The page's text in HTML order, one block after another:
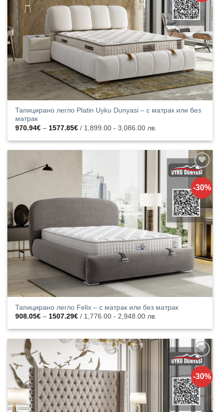
продукти
Тапицирано легло Platin Uyku Dunyasi – с матрак или без
матрак
970.94€ – 1577.85€Price
range:
970.94€
/ 1,899.00 - 3,086.00 лв.
-30%
Добавяне
към
списъка с
харесани
продукти
Тапицирано легло Felix – с матрак или без матрак
908.05€ – 1507.29€Price
908.05€
1507.29€
/ 1,776.00 - 2,948.00 лв.
-30%
Добавяне
към
списъка с
харесани
продукти